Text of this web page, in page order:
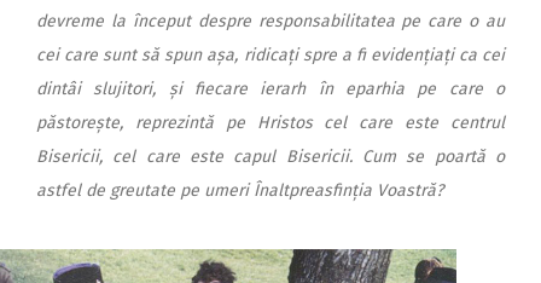
devreme la început despre responsabilitatea pe care o au
cei care sunt să spun așa, ridicați spre a fi evidențiați ca cei
dintâi slujitori, și fiecare ierarh în eparhia pe care o
păstorește, reprezintă pe Hristos cel care este centrul
Bisericii, cel care este capul Bisericii. Cum se poartă o
astfel de greutate pe umeri Înaltpreasfinția Voastră?